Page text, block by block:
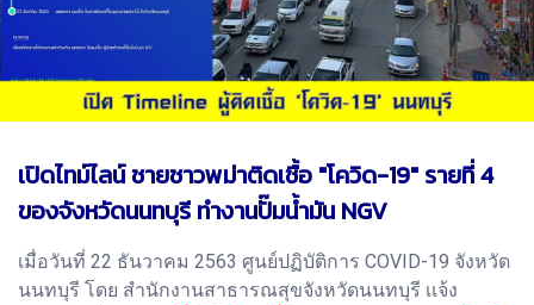
เปิดไทม์ไลน์ ชายชาวพม่าติดเชื้อ "โควิด-19" รายที่ 4
ของจังหวัดนนทบุรี ทำงานปั๊มน้ำมัน NGV
เมื่อวันที่ 22 ธันวาคม 2563 ศูนย์ปฏิบัติการ COVID-19 จังหวัด
นนทบุรี โดย สำนักงานสาธารณสุขจังหวัดนนทบุรี เเจ้ง